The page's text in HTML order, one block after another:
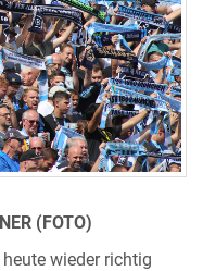
(FOTO)
wieder richtig